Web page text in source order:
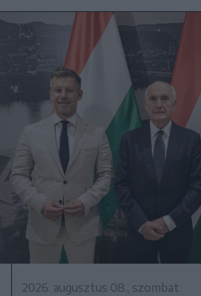
2026. augusztus 08., szombat